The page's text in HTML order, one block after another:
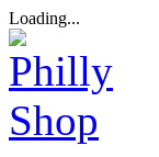
Loading...